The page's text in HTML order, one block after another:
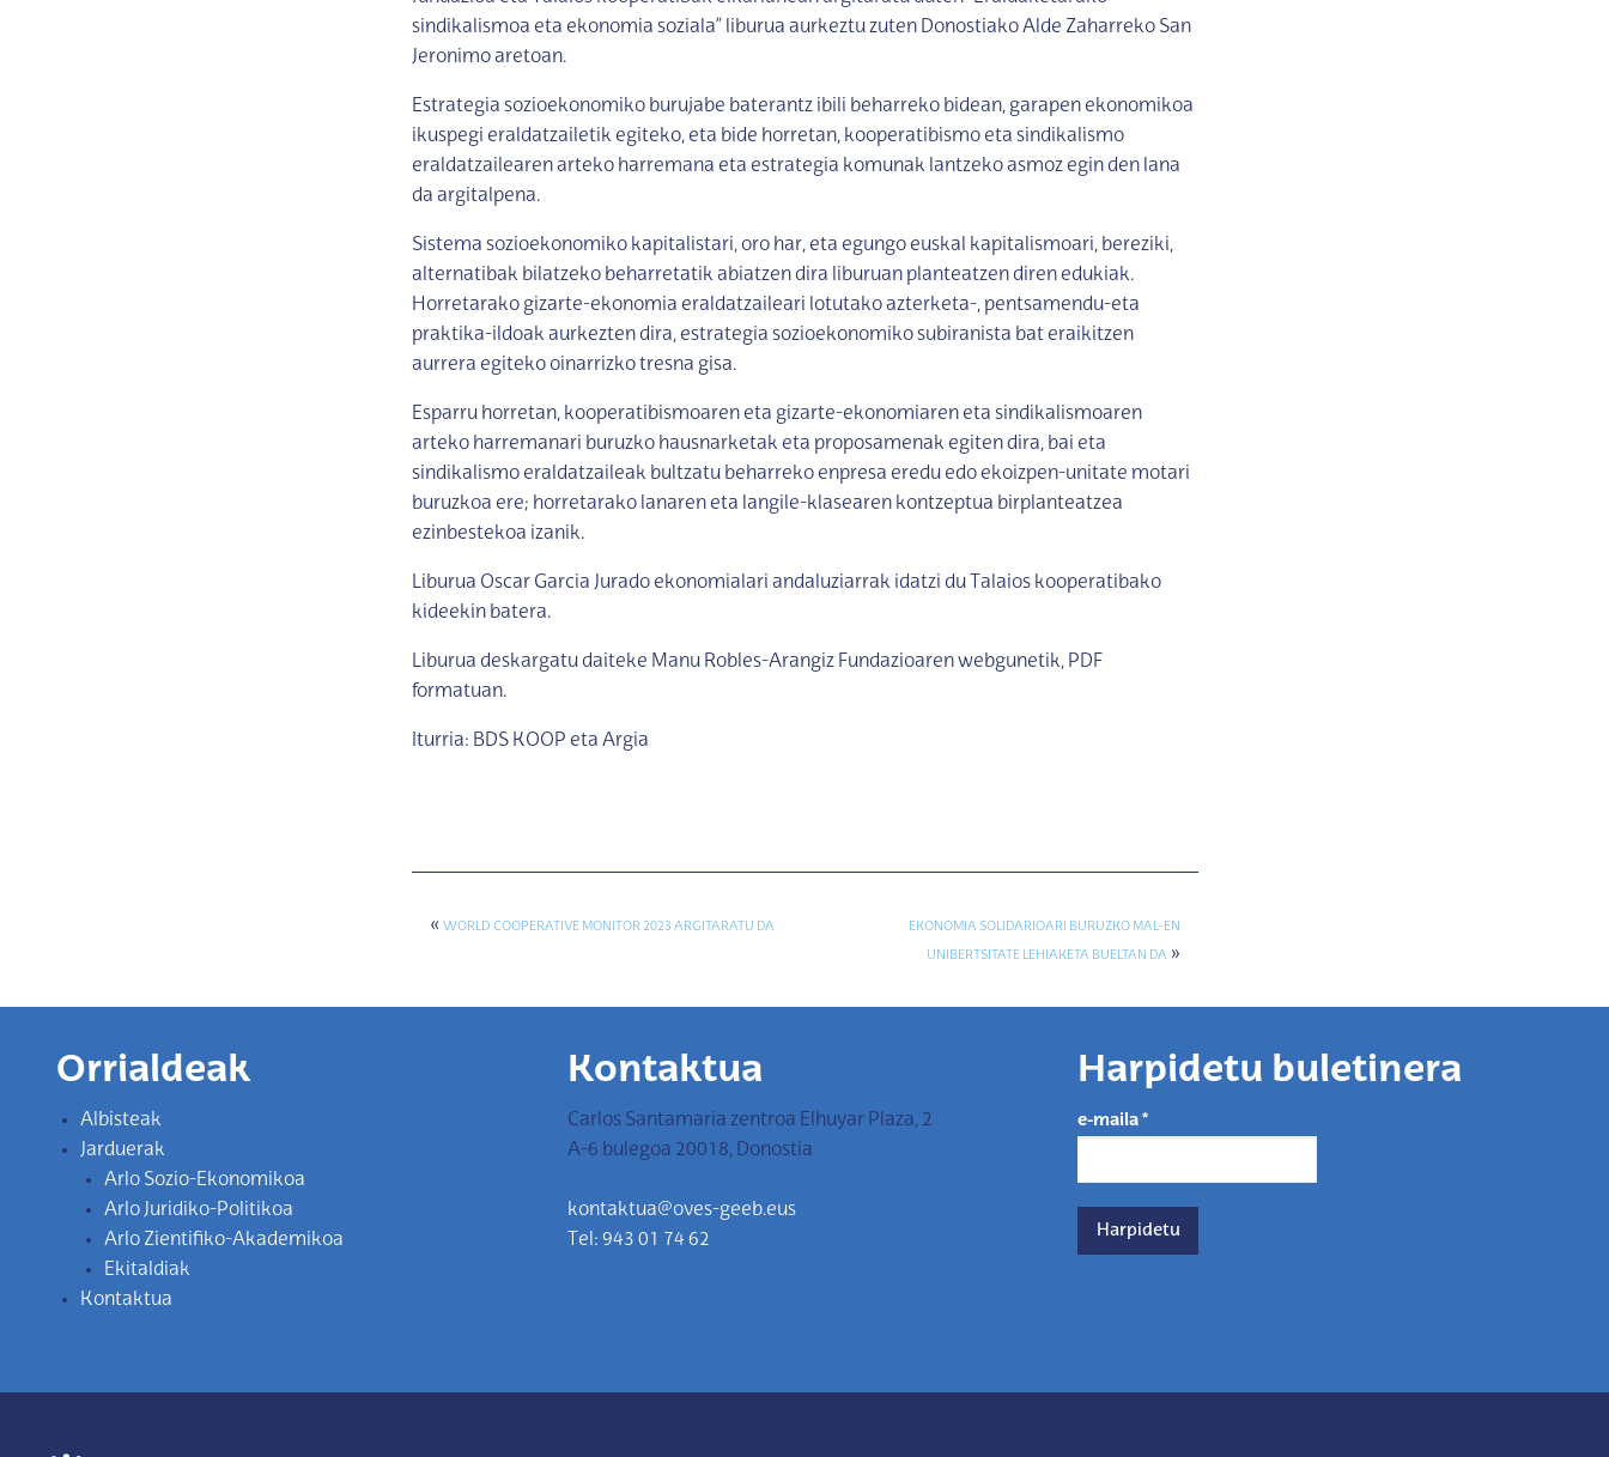
sindikalismoa eta ekonomia soziala” liburua aurkeztu zuten Donostiako Alde Zaharreko San
Jeronimo aretoan.
Estrategia sozioekonomiko burujabe baterantz ibili beharreko bidean, garapen ekonomikoa
ikuspegi eraldatzailetik egiteko, eta bide horretan, kooperatibismo eta sindikalismo
eraldatzailearen arteko harremana eta estrategia komunak lantzeko asmoz egin den lana
da argitalpena.
Sistema sozioekonomiko kapitalistari, oro har, eta egungo euskal kapitalismoari, bereziki,
alternatibak bilatzeko beharretatik abiatzen dira liburuan planteatzen diren edukiak.
Horretarako gizarte-ekonomia eraldatzaileari lotutako azterketa-, pentsamendu-eta
praktika-ildoak aurkezten dira, estrategia sozioekonomiko subiranista bat eraikitzen
aurrera egiteko oinarrizko tresna gisa.
Esparru horretan, kooperatibismoaren eta gizarte-ekonomiaren eta sindikalismoaren
arteko harremanari buruzko hausnarketak eta proposamenak egiten dira, bai eta
sindikalismo eraldatzaileak bultzatu beharreko enpresa eredu edo ekoizpen-unitate motari
buruzkoa ere; horretarako lanaren eta langile-klasearen kontzeptua birplanteatzea
ezinbestekoa izanik.
Liburua Oscar Garcia Jurado ekonomialari andaluziarrak idatzi du Talaios kooperatibako
kideekin batera.
Liburua deskargatu daiteke Manu Robles-Arangiz Fundazioaren webgunetik, PDF
formatuan.
Iturria: BDS KOOP eta Argia
« WORLD COOPERATIVE MONITOR 2023 ARGITARATU DA EKONOMIA SOLIDARIOARI BURUZKO MAL-EN
UNIBERTSITATE LEHIAKETA BUELTAN DA»
Orrialdeak
Albisteak
Jarduerak
Arlo Sozio-Ekonomikoa
Arlo Juridiko-Politikoa
Arlo Zientifiko-Akademikoa
Ekitaldiak
Kontaktua
Kontaktua
Carlos Santamaria zentroa Elhuyar Plaza, 2
A-6 bulegoa 20018, Donostia
kontaktua@oves-geeb.eus
Tel: 943 01 74 62
Harpidetu buletinera
e-maila*